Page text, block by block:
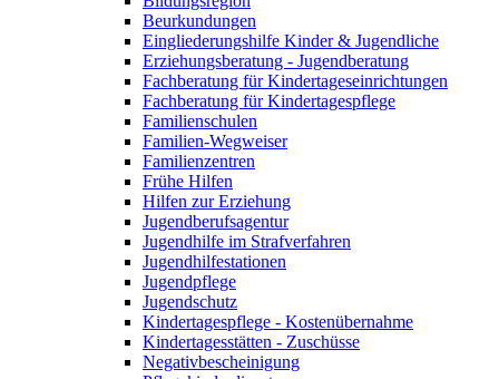
Beurkundungen
Eingliederungshilfe Kinder & Jugendliche
Erziehungsberatung - Jugendberatung
Fachberatung für Kindertageseinrichtungen
Fachberatung für Kindertagespflege
Familienschulen
Familien-Wegweiser
Familienzentren
Frühe Hilfen
Hilfen zur Erziehung
Jugendberufsagentur
Jugendhilfe im Strafverfahren
Jugendhilfestationen
Jugendpflege
Jugendschutz
Kindertagespflege - Kostenübernahme
Kindertagesstätten - Zuschüsse
Negativbescheinigung